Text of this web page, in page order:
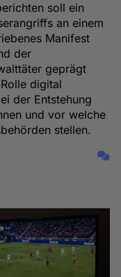
soll ein
an einem
Manifest
der
geprägt
digital
der Entstehung
und vor welche
stellen.